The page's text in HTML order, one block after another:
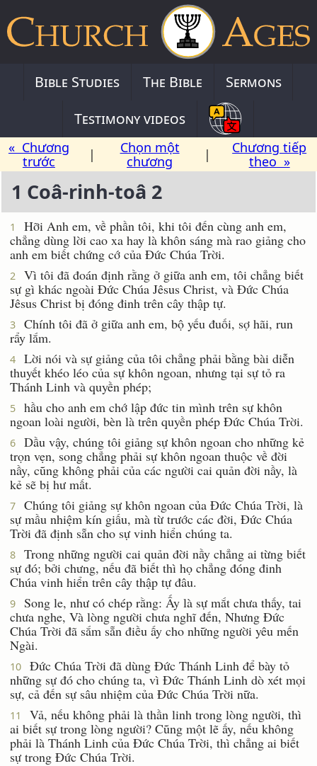
Bible Studies The Bible
Sermons
Testimony videos
« Chương
trước
|
Chọn một
chương
|
Chương tiếp
theo »
1 Coâ-rinh-toâ 2
1
Hỡi Anh em, về phần tôi, khi tôi đến cùng anh em,
chẳng dùng lời cao xa hay là khôn sáng mà rao giảng cho
anh em biết chứng cớ của Ðức Chúa Trời.
2
Vì tôi đã đoán định rằng ở giữa anh em, tôi chẳng biết
sự gì khác ngoài Ðức Chúa Jêsus Christ, và Ðức Chúa
Jêsus Christ bị đóng đinh trên cây thập tự.
3
Chính tôi đã ở giữa anh em, bộ yếu đuối, sợ hãi, run
rẩy lắm.
4
Lời nói và sự giảng của tôi chẳng phải bằng bài diễn
thuyết khéo léo của sự khôn ngoan, nhưng tại sự tỏ ra
Thánh Linh và quyền phép;
5
hầu cho anh em chớ lập đức tin mình trên sự khôn
ngoan loài người, bèn là trên quyền phép Ðức Chúa Trời.
6
Dầu vậy, chúng tôi giảng sự khôn ngoan cho những kẻ
trọn vẹn, song chẳng phải sự khôn ngoan thuộc về đời
nầy, cũng không phải của các người cai quản đời nầy, là
kẻ sẽ bị hư mất.
7
Chúng tôi giảng sự khôn ngoan của Ðức Chúa Trời, là
sự mầu nhiệm kín giấu, mà từ trước các đời, Ðức Chúa
Trời đã định sẵn cho sự vinh hiển chúng ta.
8
Trong những người cai quản đời nầy chẳng ai từng biết
sự đó; bởi chưng, nếu đã biết thì họ chẳng đóng đinh
Chúa vinh hiển trên cây thập tự đâu.
9
Song le, như có chép rằng: Ấy là sự mắt chưa thấy, tai
chưa nghe, Và lòng người chưa nghĩ đến, Nhưng Ðức
Chúa Trời đã sắm sẵn điều ấy cho những người yêu mến
Ngài.
10
Ðức Chúa Trời đã dùng Ðức Thánh Linh để bày tỏ
những sự đó cho chúng ta, vì Ðức Thánh Linh dò xét mọi
sự, cả đến sự sâu nhiệm của Ðức Chúa Trời nữa.
11
Vả, nếu không phải là thần linh trong lòng người, thì
ai biết sự trong lòng người? Cũng một lẽ ấy, nếu không
phải là Thánh Linh của Ðức Chúa Trời, thì chẳng ai biết
sự trong Ðức Chúa Trời.